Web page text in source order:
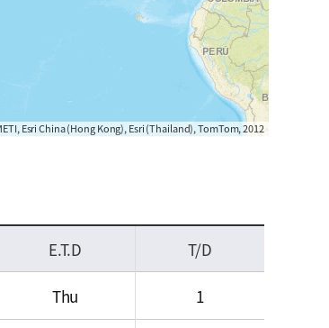
Esri China (Hong Kong), Esri (Thailand), TomTom, 2012
E.T.D T/D
Thu 1